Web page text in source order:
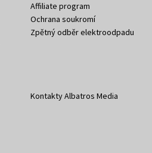
Affiliate program
Ochrana soukromí
Zpětný odběr elektroodpadu
Kontakty Albatros Media